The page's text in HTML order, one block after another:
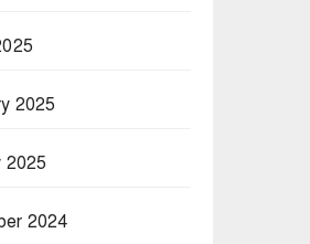
2025
2025
2024